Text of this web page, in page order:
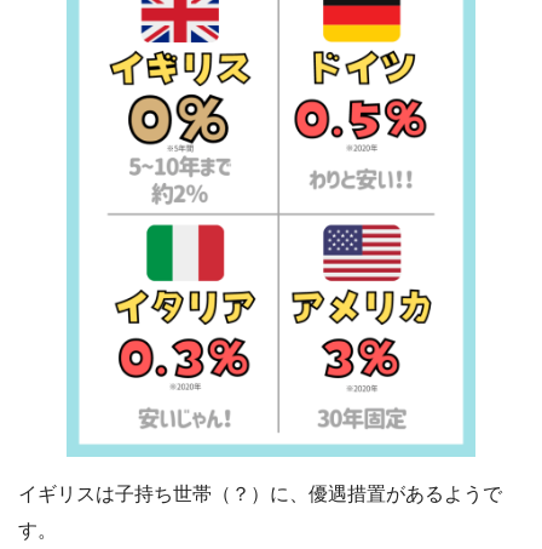
イギリスは子持ち世帯（？）に、優遇措置があるようで
す。